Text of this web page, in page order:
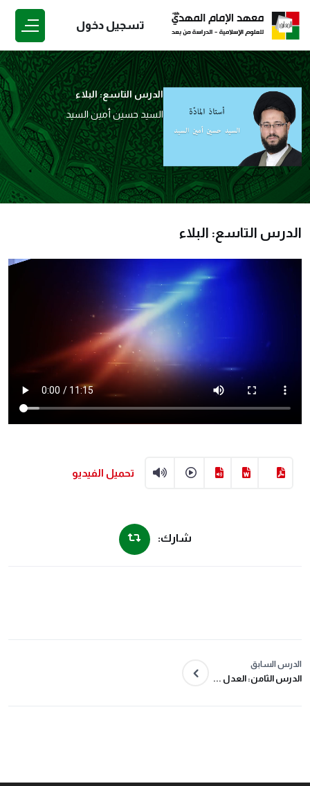
تسجيل دخول
الدرس التاسع: البلاء
السيد حسين أمين السيد
الدرس التاسع: البلاء
تحميل الفيديو
شارك:
الدرس السابق
الدرس الثامن: العدل ...